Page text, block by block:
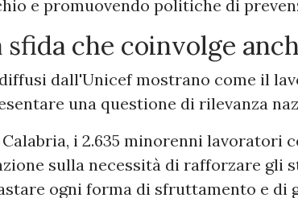
e promuovendo politiche di
sfida che coinvolge
dall'Unicef mostrano come il
una questione di rilevanza
i 2.635 minorenni lavoratori
sulla necessità di rafforzare gli
ogni forma di sfruttamento e di